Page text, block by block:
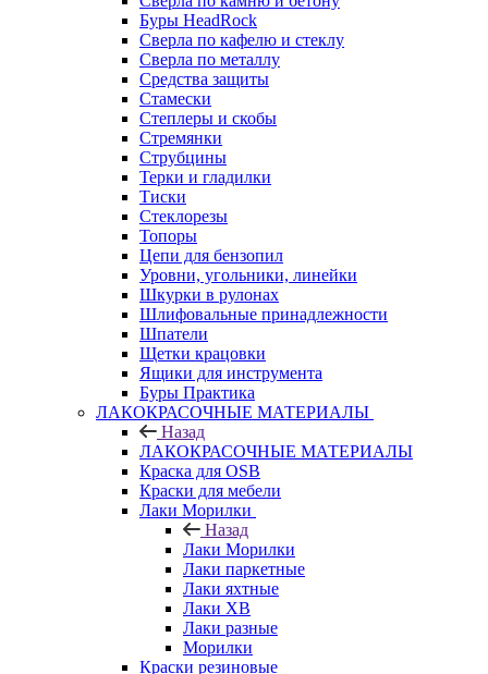
Буры HeadRock
Сверла по кафелю и стеклу
Сверла по металлу
Средства защиты
Стамески
Степлеры и скобы
Стремянки
Струбцины
Терки и гладилки
Тиски
Стеклорезы
Топоры
Цепи для бензопил
Уровни, угольники, линейки
Шкурки в рулонах
Шлифовальные принадлежности
Шпатели
Щетки крацовки
Ящики для инструмента
Буры Практика
ЛАКОКРАСОЧНЫЕ МАТЕРИАЛЫ
Назад
ЛАКОКРАСОЧНЫЕ МАТЕРИАЛЫ
Краска для OSB
Краски для мебели
Лаки Морилки
Назад
Лаки Морилки
Лаки паркетные
Лаки яхтные
Лаки ХВ
Лаки разные
Морилки
Краски резиновые